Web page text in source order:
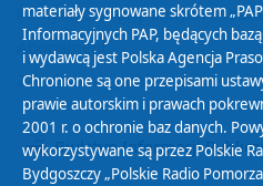
Polityka ochrony danych
Abonament
Zamówienia publiczne
Biuletyn Informacji
materiały sygnowane skrótem
Informacyjnych PAP, będących
i wydawcą jest Polska Agencja
Chronione są one przepisami
prawie autorskim i prawach
2001 r. o ochronie baz danych.
wykorzystywane są przez Polskie
Bydgoszczy „Polskie Radio